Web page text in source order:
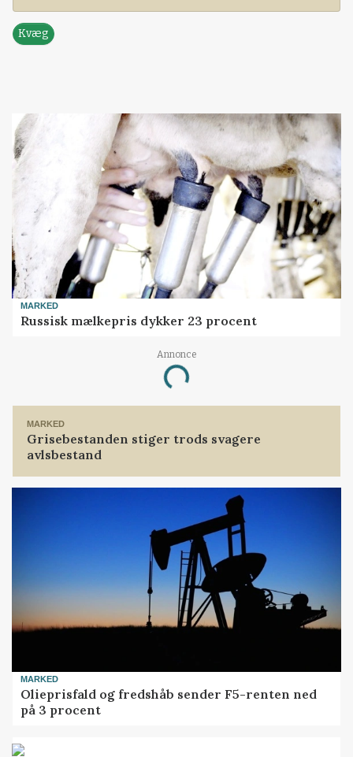
Kvæg
MARKED
Russisk mælkepris dykker 23 procent
Annonce
Loading...
MARKED
Grisebestanden stiger trods svagere
avlsbestand
MARKED
Olieprisfald og fredshåb sender F5-renten ned
på 3 procent